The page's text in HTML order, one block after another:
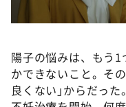
陽子の悩みは、もう
かできないこと。そ
良くない｣からだっ